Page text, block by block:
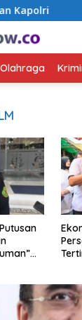
Olahraga